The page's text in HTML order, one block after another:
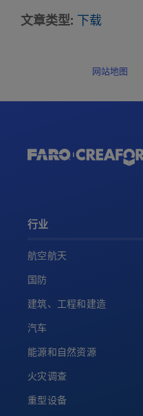
文章类型 下载
网站地图
行业
航空航天
国防
建筑、工程和建造
汽车
能源和自然资源
火灾调查
重型设备